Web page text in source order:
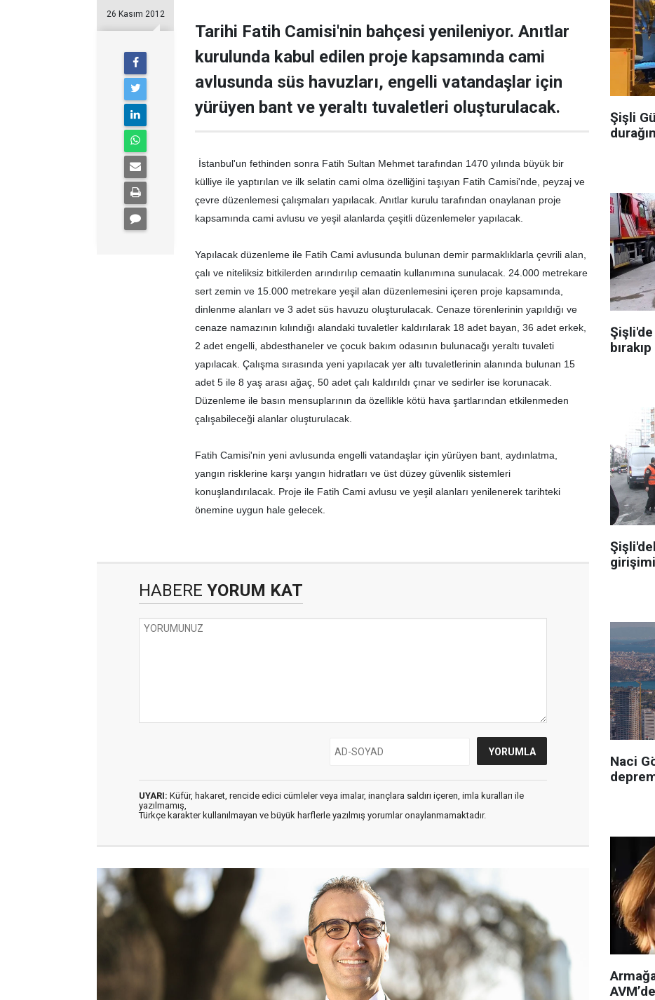
26 Kasım 2012
Tarihi Fatih Camisi'nin bahçesi yenileniyor. Anıtlar
kurulunda kabul edilen proje kapsamında cami
avlusunda süs havuzları, engelli vatandaşlar için
yürüyen bant ve yeraltı tuvaletleri oluşturulacak.
İstanbul'un fethinden sonra Fatih Sultan Mehmet tarafından 1470 yılında büyük bir
külliye ile yaptırılan ve ilk selatin cami olma özelliğini taşıyan Fatih Camisi'nde, peyzaj ve
çevre düzenlemesi çalışmaları yapılacak. Anıtlar kurulu tarafından onaylanan proje
kapsamında cami avlusu ve yeşil alanlarda çeşitli düzenlemeler yapılacak.
Yapılacak düzenleme ile Fatih Cami avlusunda bulunan demir parmaklıklarla çevrili alan,
çalı ve niteliksiz bitkilerden arındırılıp cemaatin kullanımına sunulacak. 24.000 metrekare
sert zemin ve 15.000 metrekare yeşil alan düzenlemesini içeren proje kapsamında,
dinlenme alanları ve 3 adet süs havuzu oluşturulacak. Cenaze törenlerinin yapıldığı ve
cenaze namazının kılındığı alandaki tuvaletler kaldırılarak 18 adet bayan, 36 adet erkek,
2 adet engelli, abdesthaneler ve çocuk bakım odasının bulunacağı yeraltı tuvaleti
yapılacak. Çalışma sırasında yeni yapılacak yer altı tuvaletlerinin alanında bulunan 15
adet 5 ile 8 yaş arası ağaç, 50 adet çalı kaldırıldı çınar ve sedirler ise korunacak.
Düzenleme ile basın mensuplarının da özellikle kötü hava şartlarından etkilenmeden
çalışabileceği alanlar oluşturulacak.
Fatih Camisi'nin yeni avlusunda engelli vatandaşlar için yürüyen bant, aydınlatma,
yangın risklerine karşı yangın hidratları ve üst düzey güvenlik sistemleri
konuşlandırılacak. Proje ile Fatih Cami avlusu ve yeşil alanları yenilenerek tarihteki
önemine uygun hale gelecek.
HABERE YORUM KAT
UYARI: Küfür, hakaret, rencide edici cümleler veya imalar, inançlara saldırı içeren, imla kuralları ile
yazılmamış,
Türkçe karakter kullanılmayan ve büyük harflerle yazılmış yorumlar onaylanmamaktadır.
Şişli
Şişli'de
Naci